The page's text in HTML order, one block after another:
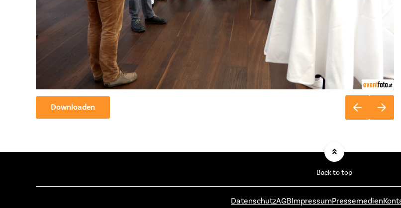
Downloaden
Back to top
DatenschutzAGBImpressumPressemedien